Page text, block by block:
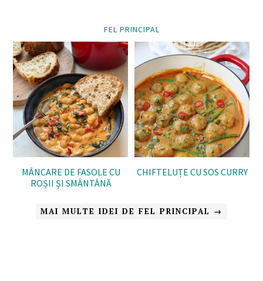
FEL PRINCIPAL
MÂNCARE DE FASOLE CU
ROȘII ȘI SMÂNTÂNĂ
CHIFTELUȚE CU SOS CURRY
MAI MULTE IDEI DE FEL PRINCIPAL →